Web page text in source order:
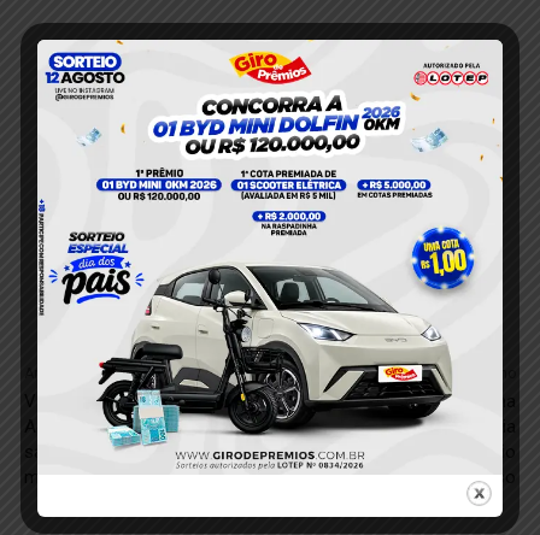
VÍDEO; Prefeito Nicodemos
Aguiar assina progressão
salarial de 57 servidores
municipais
Júri em Santarém condena
Jussara pela morte de Líbia
Tavares por homicídio
culposo